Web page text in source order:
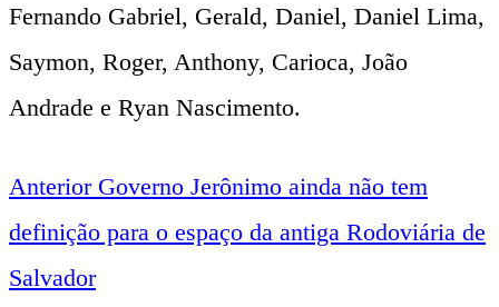
Fernando Gabriel, Gerald, Daniel, Daniel Lima,
Saymon, Roger, Anthony, Carioca, João
Andrade e Ryan Nascimento.
Navegação
entre
AnteriorGoverno Jerônimo ainda não tem
definição para o espaço da antiga Rodoviária de
Salvador